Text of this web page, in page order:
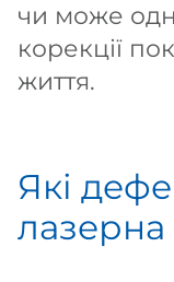
чи може
корекції
життя.
Які
лазерна